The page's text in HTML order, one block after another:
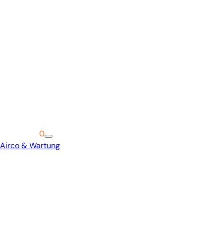
0
Airco & Wartung